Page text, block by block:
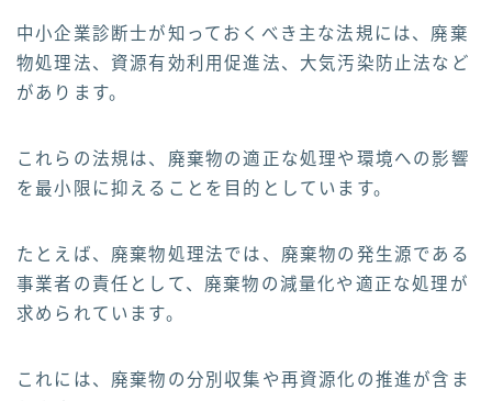
中小企業診断士が知っておくべき主な法規には、廃棄
物処理法、資源有効利用促進法、大気汚染防止法など
があります。
これらの法規は、廃棄物の適正な処理や環境への影響
を最小限に抑えることを目的としています。
たとえば、廃棄物処理法では、廃棄物の発生源である
事業者の責任として、廃棄物の減量化や適正な処理が
求められています。
これには、廃棄物の分別収集や再資源化の推進が含ま